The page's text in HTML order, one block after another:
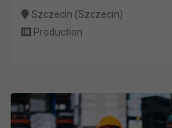
Szczecin (Szczecin)
Production